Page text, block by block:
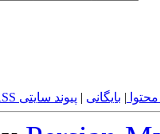
| بایگانی | پیوند سایتی RSS